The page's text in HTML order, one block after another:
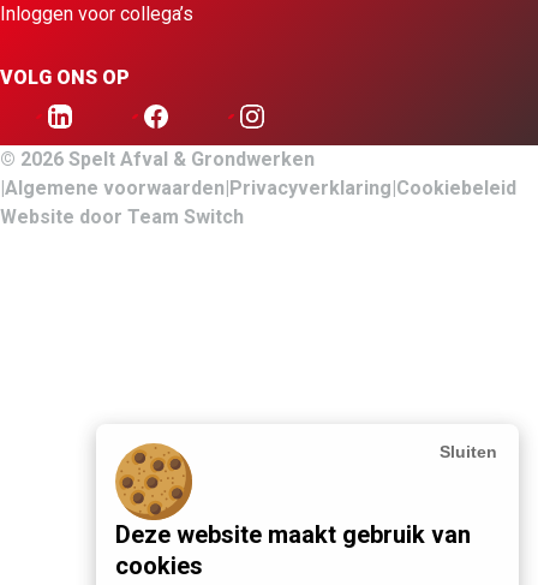
Inloggen voor collega’s
VOLG ONS OP
© 2026 Spelt Afval & Grondwerken
Algemene voorwaarden Privacyverklaring Cookiebeleid
Website door Team Switch
Sluiten
Deze website maakt gebruik van
cookies